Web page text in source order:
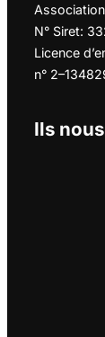
N° Siret:
Licence
n°
Ils